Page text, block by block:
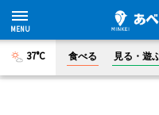
37°C 食べる 見る・遊